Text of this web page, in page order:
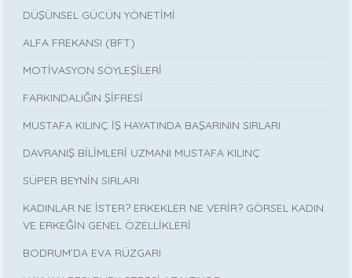
DÜŞÜNSEL GÜCÜN YÖNETİMİ
ALFA FREKANSI (BFT)
MOTİVASYON SÖYLEŞİLERİ
FARKINDALIĞIN ŞİFRESİ
MUSTAFA KILINÇ İŞ HAYATINDA BAŞARININ SIRLARI
DAVRANIŞ BİLİMLERİ UZMANI MUSTAFA KILINÇ
SÜPER BEYNİN SIRLARI
KADINLAR NE İSTER? ERKEKLER NE VERİR? GÖRSEL KADIN
VE ERKEĞİN GENEL ÖZELLİKLERİ
BODRUM’DA EVA RÜZGARI